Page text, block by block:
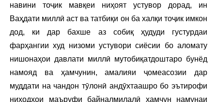
навини тоҷик мавқеи ниҳоят устувор дорад, ин
Ваҳдати миллӣ аст ва татбиқи он ба халқи тоҷик имкон
дод, ки дар бахше аз собиқ ҳудуди густурдаи
фарҳангии худ низоми устувори сиёсии бо аломату
нишонаҳои давлати миллӣ мутобиқатдоштаро бунёд
намояд ва ҳамчунин, амалияи ҷомеасозии дар
муддати на чандон тӯлонӣ андӯхтаашро бо эътирофи
ниҳодҳои маъруфи байналмилалӣ ҳамчун намунаи